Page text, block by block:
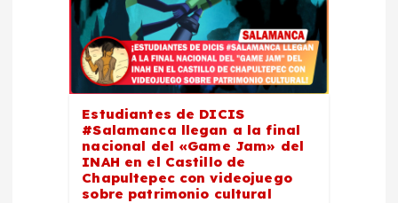
Estudiantes de DICIS
#Salamanca llegan a la final
nacional del «Game Jam» del
INAH en el Castillo de
Chapultepec con videojuego
sobre patrimonio cultural